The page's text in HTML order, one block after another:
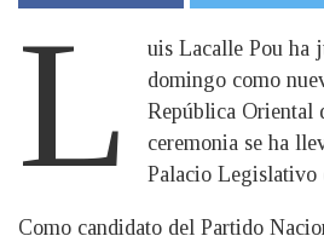
L
uis Lacalle Pou ha
domingo como
República Oriental
ceremonia se ha
Palacio Legislativo
Como candidato del Partido